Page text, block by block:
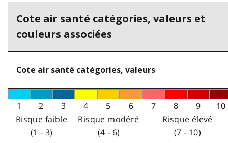
Cote air santé catégories, valeurs et
couleurs associées
Cote air santé catégories, valeurs
1 2 3 4 5 6 7 8 9
10
Risque faible
(1 - 3)
Risque modéré
(4 - 6)
Risque élevé
(7 - 10)